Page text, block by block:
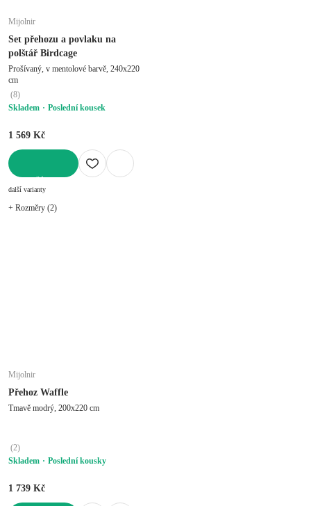
Mijolnir
Set přehozu a povlaku na
polštář Birdcage
Prošívaný, v mentolové barvě, 240x220
cm
(8)
Skladem
Poslední kousek
1 569 Kč
další varianty
+ Rozměry (2)
Mijolnir
Přehoz Waffle
Tmavě modrý, 200x220 cm
(2)
Skladem
Poslední kousky
1 739 Kč